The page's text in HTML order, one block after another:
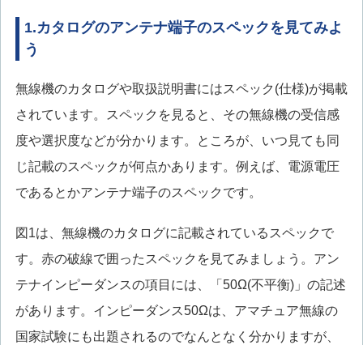
1.カタログのアンテナ端子のスペックを見てみよ
う
無線機のカタログや取扱説明書にはスペック(仕様)が掲載
されています。スペックを見ると、その無線機の受信感
度や選択度などが分かります。ところが、いつ見ても同
じ記載のスペックが何点かあります。例えば、電源電圧
であるとかアンテナ端子のスペックです。
図1は、無線機のカタログに記載されているスペックで
す。赤の破線で囲ったスペックを見てみましょう。アン
テナインピーダンスの項目には、「50Ω(不平衡)」の記述
があります。インピーダンス50Ωは、アマチュア無線の
国家試験にも出題されるのでなんとなく分かりますが、